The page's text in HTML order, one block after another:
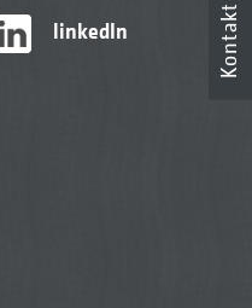
linkedIn Kontakt